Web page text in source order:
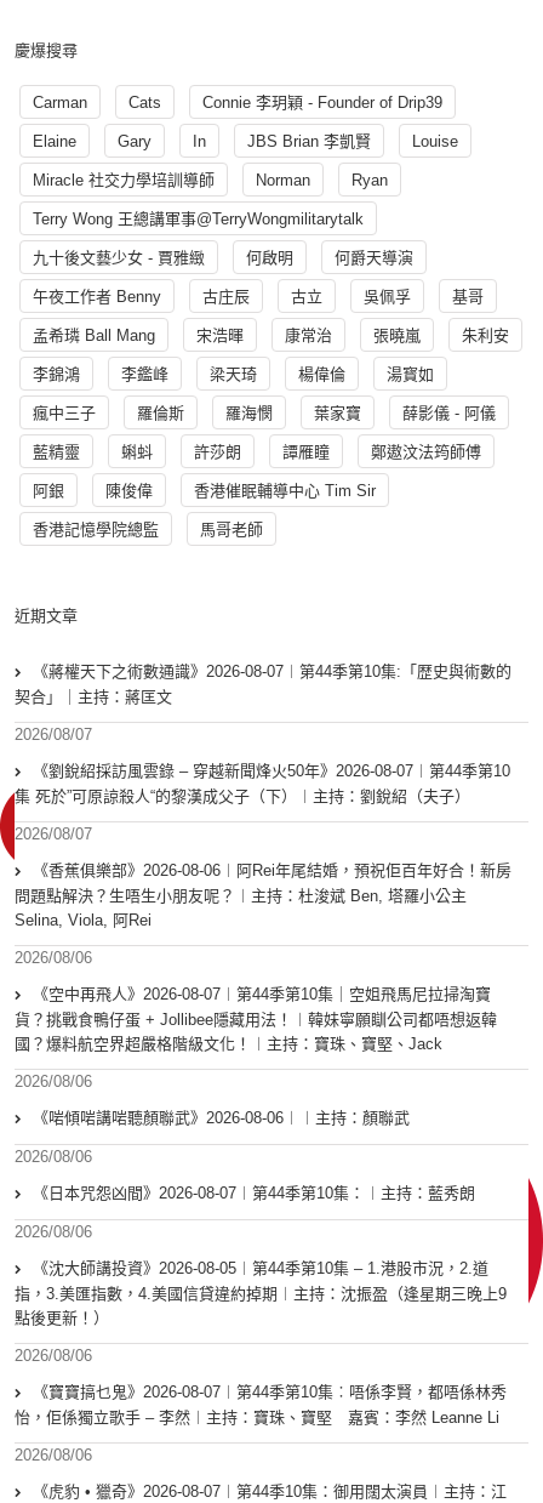
慶爆搜尋
Carman Cats Connie 李玥穎 - Founder of Drip39
Elaine Gary In JBS Brian 李凱賢 Louise
Miracle 社交力學培訓導師 Norman Ryan
Terry Wong 王總講軍事@TerryWongmilitarytalk
九十後文藝少女 - 賈雅緻 何啟明 何爵天導演
午夜工作者 Benny 古庄辰 古立 吳佩孚 基哥
孟希璘 Ball Mang 宋浩暉 康常治 張曉嵐 朱利安
李錦鴻 李鑑峰 梁天琦 楊偉倫 湯寳如
瘋中三子 羅倫斯 羅海憫 葉家寶 薛影儀 - 阿儀
藍精靈 蝌蚪 許莎朗 譚雁瞳 鄭遨汶法筠師傅
阿銀 陳俊偉 香港催眠輔導中心 Tim Sir
香港記憶學院總監 馬哥老師
近期文章
《蔣權天下之術數通識》2026-08-07︱第44季第10集:「歴史與術數的
契合」｜主持：蔣匡文
2026/08/07
《劉銳紹採訪風雲錄 – 穿越新聞烽火50年》2026-08-07︱第44季第10
集 死於”可原諒殺人“的黎漢成父子（下）︱主持：劉銳紹（夫子）
2026/08/07
《香蕉俱樂部》2026-08-06︱阿Rei年尾結婚，預祝佢百年好合！新房
問題點解決？生唔生小朋友呢？︱主持：杜浚斌 Ben, 塔羅小公主
Selina, Viola, 阿Rei
2026/08/06
《空中再飛人》2026-08-07︱第44季第10集｜空姐飛馬尼拉掃淘寶
貨？挑戰食鴨仔蛋 + Jollibee隱藏用法！︱韓妹寧願瞓公司都唔想返韓
國？爆料航空界超嚴格階級文化！︱主持：寶珠、寶堅、Jack
2026/08/06
《啱傾啱講啱聽顏聯武》2026-08-06︱︱主持：顏聯武
2026/08/06
《日本咒怨凶間》2026-08-07︱第44季第10集：︱主持：藍秀朗
2026/08/06
《沈大師講投資》2026-08-05︱第44季第10集 – 1.港股市況，2.道
指，3.美匯指數，4.美國信貸違約掉期︱主持：沈振盈（逢星期三晚上9
點後更新！）
2026/08/06
《寶寶搞乜鬼》2026-08-07︱第44季第10集︰唔係李賢，都唔係林秀
怡，佢係獨立歌手 – 李然︱主持：寶珠、寶堅 嘉賓：李然 Leanne Li
2026/08/06
《虎豹 • 獵奇》2026-08-07︱第44季10集：御用闊太演員︱主持：江